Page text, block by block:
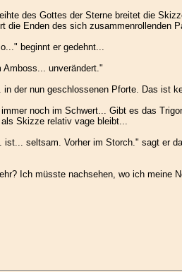
des Gottes der Sterne breitet die
die Enden des sich zusammenrollenden
beginnt er gedehnt...
Amboss... unverändert."
in der nun geschlossenen Pforte. Das ist
noch im Schwert... Gibt es das
Skizze relativ vage bleibt...
ist... seltsam. Vorher im Storch." sagt er
Ich müsste nachsehen, wo ich meine